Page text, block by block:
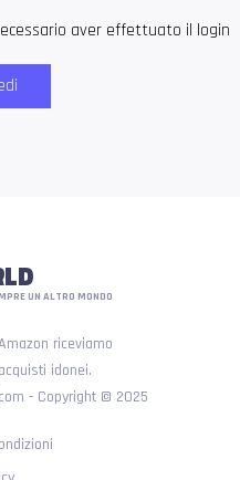
aver effettuato il login
UN ALTRO MONDO
riceviamo
idonei.
- Copyright © 2025